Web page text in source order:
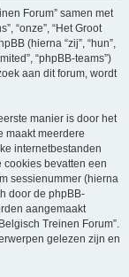
Forum” samen met
“onze”, “Het Groot
(hierna “zij”, “hun”,
“phpBB-teams”)
aan dit forum, wordt
manier is door het
maakt meerdere
internetbestanden
bevatten een
sessienummer (hierna
door de phpBB-
aangemaakt
Treinen Forum”.
gelezen zijn en